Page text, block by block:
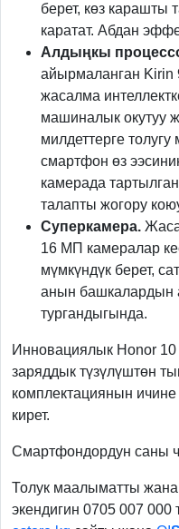
берет, көз карашты
каратат. Абдан
Алдыңкы
айырмаланган Kirin
жасалма
машиналык окутуу
милдеттерге
смартфон өз
камерада
талапты жогору
Суперкамера.
16 МП камералар
мүмкүндүк берет,
анын башкалардын
тургандыгында.
Инновациялык Honor
заряддык түзүлүштөн
комплектациянын ичине
кирет.
Смартфондордун саны
Толук маалыматты жана
экендигин 0705 007 000